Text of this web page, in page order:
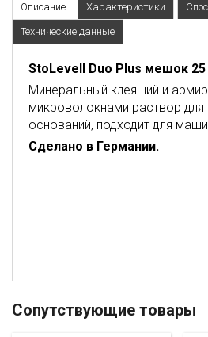
Описание Характеристики
Технические данные
StoLevell Duo Plus мешок 25
Минеральный клеящий и
микроволокнами раствор
оснований, подходит для
Сделано в Германии.
Сопутствующие товары